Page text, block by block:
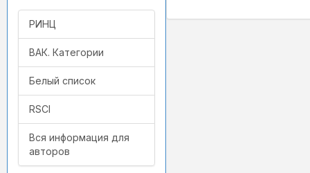
РИНЦ
ВАК. Категории
Белый список
RSCI
Вся информация для
авторов